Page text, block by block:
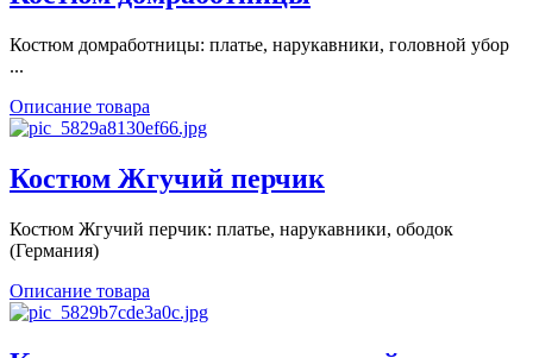
Костюм домработницы: платье, нарукавники, головной убор
...
Описание товара
Костюм Жгучий перчик
Костюм Жгучий перчик: платье, нарукавники, ободок
(Германия)
Описание товара